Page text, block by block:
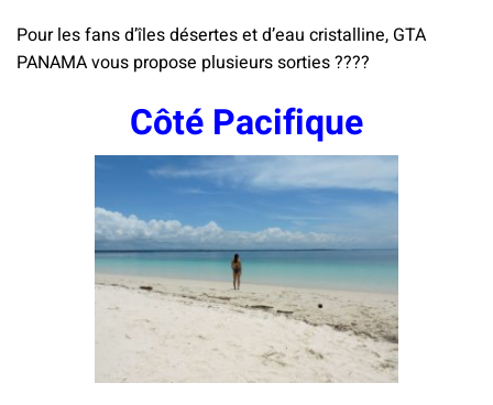
Pour les fans d’îles désertes et d’eau cristalline, GTA
PANAMA vous propose plusieurs sorties ????
Côté Pacifique